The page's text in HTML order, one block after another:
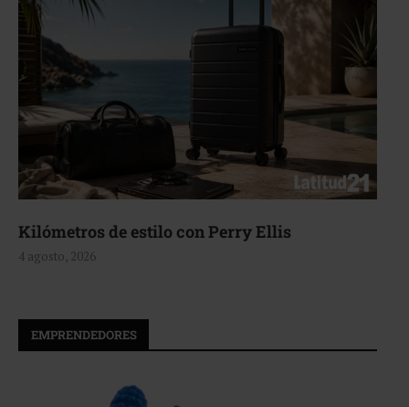
Aerie, texturas que fluyen
4 agosto, 2026
EMPRENDEDORES